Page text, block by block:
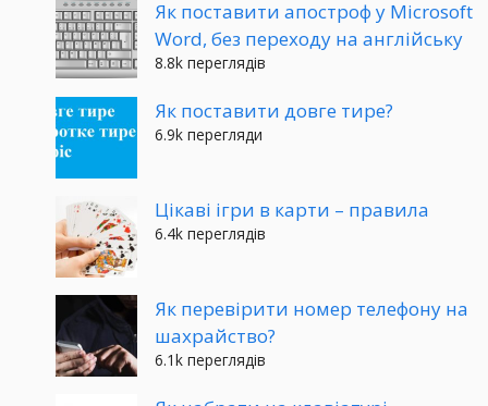
Як поставити апостроф у Microsoft
Word, без переходу на англійську
8.8k переглядів
Як поставити довге тире?
6.9k перегляди
Цікаві ігри в карти – правила
6.4k переглядів
Як перевірити номер телефону на
шахрайство?
6.1k переглядів